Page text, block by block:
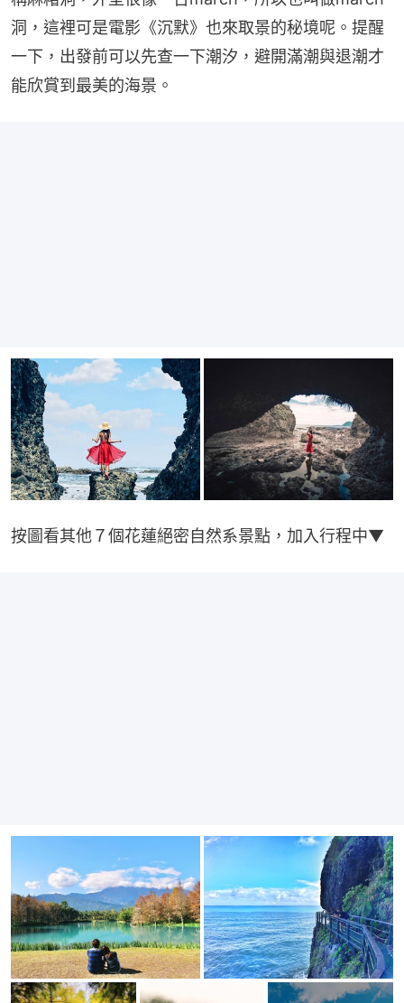
洞，這裡可是電影《沉默》也來取景的秘境呢。提醒
一下，出發前可以先查一下潮汐，避開滿潮與退潮才
能欣賞到最美的海景。
按圖看其他７個花蓮絕密自然系景點，加入行程中▼